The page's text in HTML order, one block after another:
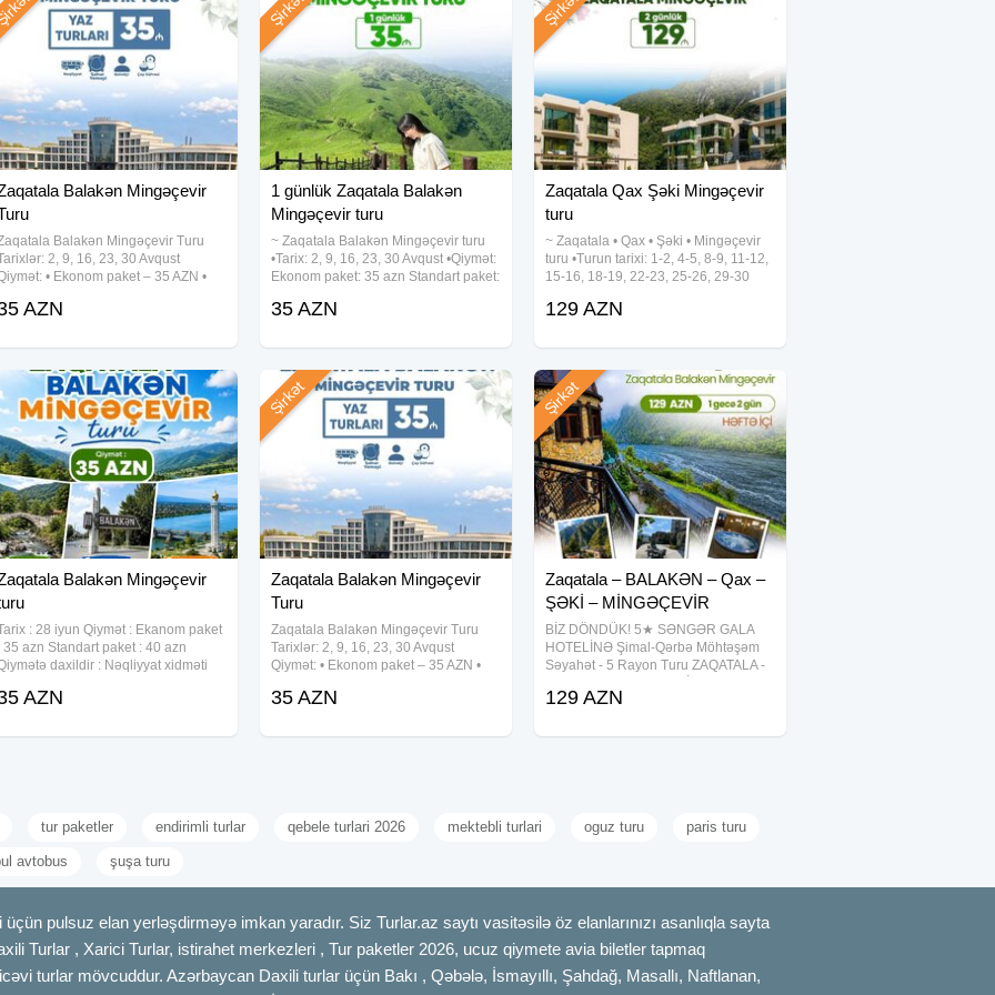
Balakən Mingəçevir
Balakən Mingəçevir Turu
2, 9, 16, 23, 30 Avqust
• Ekonom paket – 35 AZN •
daxil) Qiymətə daxildir: •
AZN
1 günlük Zaqatala Balakən
Mingəçevir turu
~ Zaqatala Balakən Mingəçevir turu
•Tarix: 2, 9, 16, 23, 30 Avqust •Qiymət:
Ekonom paket: 35 azn Standart paket:
xidməti • Səhər yeməyi(st paketdə) •
Şirkət
35 AZN
Zaqatala Qax Şəki Mingəçevir
turu
~ Zaqatala • Qax • Şəki • Mingəçevir
turu •Turun tarixi: 1-2, 4-5, 8-9, 11-12,
15-16, 18-19, 22-23, 25-26, 29-30
nəfər üçün) ✓Qiymətə daxildir: •VIP
Şirkət
129 AZN
Balakən Mingəçevir
: 28 iyun Qiymət : Ekanom paket
35 azn Standart paket : 40 azn
daxildir : Nəqliyyat xidməti
Çay sufrəsi Tur rəhbəri
AZN
Zaqatala Balakən Mingəçevir
Turu
Zaqatala Balakən Mingəçevir Turu
Tarixlər: 2, 9, 16, 23, 30 Avqust
Qiymət: • Ekonom paket – 35 AZN •
yeməyi daxil) Qiymətə daxildir: •
Şirkət
35 AZN
Zaqatala – BALAKƏN – Qax –
ŞƏKİ – MİNGƏÇEVİR
BİZ DÖNDÜK! 5★ SƏNGƏR GALA
HOTELİNƏ Şimal-Qərbə Möhtəşəm
Səyahət - 5 Rayon Turu ZAQATALA -
MİNGƏÇEVİR 129 AZN - (1 gecə / 2
İyuL 29-30 İyuL OTEL: ☞ SƏNGƏR
Şirkət
129 AZN
tur paketler endirimli turlar qebele turlari 2026 mektebli turlari oguz turu paris turu
avtobus şuşa turu
pulsuz elan yerləşdirməyə imkan yaradır. Siz Turlar.az saytı vasitəsilə öz elanlarınızı asanlıqla sayta
Turlar , Xarici Turlar, istirahet merkezleri , Tur paketler 2026, ucuz qiymete avia biletler tapmaq
turlar mövcuddur. Azərbaycan Daxili turlar üçün Bakı , Qəbələ, İsmayıllı, Şahdağ, Masallı, Naftlanan,